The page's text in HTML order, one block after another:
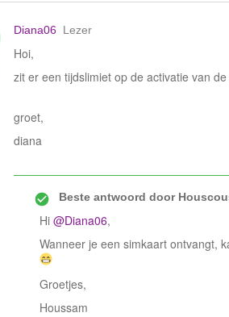
Diana06 Lezer
Hoi,
zit er een tijdslimiet op de activatie van
groet,
diana
Beste antwoord door
Hi @Diana06,
Wanneer je een simkaart ontvangt,
Groetjes,
Houssam